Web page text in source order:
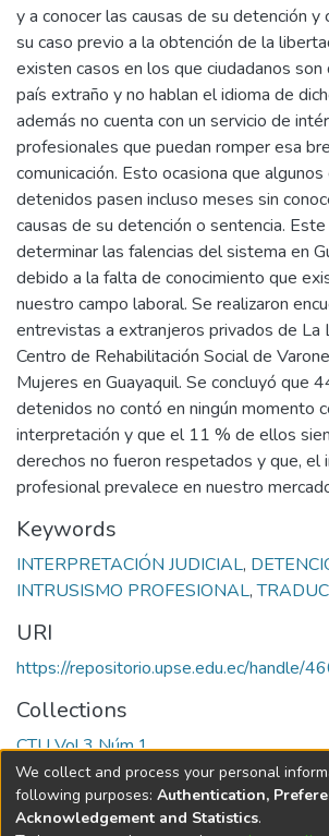
y a conocer las causas de su detención y
su caso previo a la obtención de la
existen casos en los que ciudadanos
país extraño y no hablan el idioma de
además no cuenta con un servicio de
profesionales que puedan romper esa
comunicación. Esto ocasiona que
detenidos pasen incluso meses sin
causas de su detención o sentencia.
determinar las falencias del sistema en
debido a la falta de conocimiento que
nuestro campo laboral. Se realizaron
entrevistas a extranjeros privados de La
Centro de Rehabilitación Social de
Mujeres en Guayaquil. Se concluyó que
detenidos no contó en ningún momento
interpretación y que el 11 % de ellos
derechos no fueron respetados y que, el
profesional prevalece en nuestro
Keywords
INTERPRETACIÓN JUDICIAL,
INTRUSISMO PROFESIONAL,
URI
https://repositorio.upse.edu.ec/handle/
Collections
CTU Vol.3 Núm.1
Full item page
We collect and process your personal
following purposes: Authentication,
Acknowledgement and Statistics.